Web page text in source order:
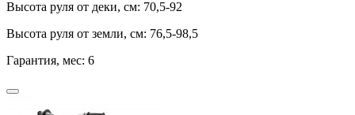
Высота руля от деки, см: 70,5-92
Высота руля от земли, см: 76,5-98,5
Гарантия, мес: 6